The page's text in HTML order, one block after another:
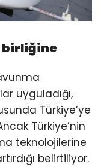
birliğine
uyguladığı,
Türkiye’ye
Türkiye’nin
teknolojilerine
belirtiliyor.